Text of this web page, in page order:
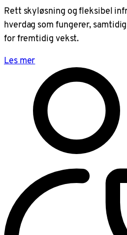
Rett skyløsning og fleksibel
hverdag som fungerer,
for fremtidig vekst.
Les mer